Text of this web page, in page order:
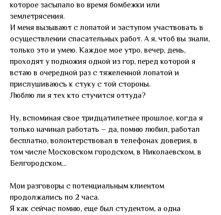
которое засыпало во время бомбежки или
землетрясения.
И меня вызывают с лопатой и заступом участвовать в
осуществлении спасательных работ. А я, чтоб вы знали,
только это и умею. Каждое мое утро, вечер, день,
проходят у подножия одной из гор, перед которой я
встаю в очередной раз с тяжеленной лопатой и
прислушиваюсь к стуку с той стороны.
Люблю ли я тех кто стучится оттуда?
Ну, вспоминая свое тридцатилетнее прошлое, когда я
только начинал работать – да, помню любил, работал
бесплатно, волонтерствовал в телефонах доверия, в
том числе Московском городском, в Николаевском, в
Белгородском…
Мои разговоры с потенциальным клиентом
продолжались по 2 часа.
Я как сейчас помню, еще был студентом, а одна